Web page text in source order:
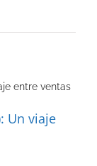
Un viaje